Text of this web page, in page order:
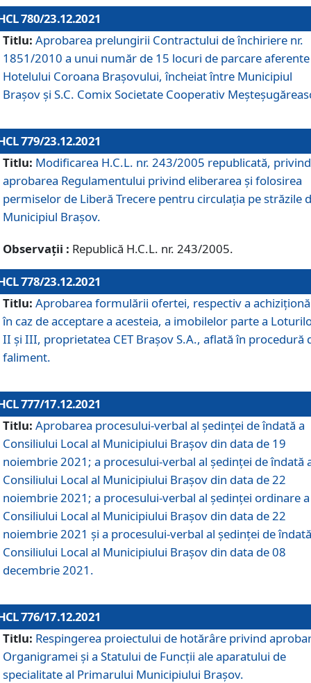
780/23.12.2021
Titlu: Aprobarea prelungirii Contractului de închiriere nr.
1851/2010 a unui număr de 15 locuri de parcare aferente
Hotelului Coroana Brașovului, încheiat între Municipiul
Braşov şi S.C. Comix Societate Cooperativ
779/23.12.2021
Titlu: Modificarea H.C.L. nr. 243/2005 republicată, privind
aprobarea Regulamentului privind eliberarea şi folosirea
permiselor de Liberă Trecere pentru circulația pe străzile
Municipiul Braşov.
Observații : Republică H.C.L. nr. 243/2005.
778/23.12.2021
Titlu: Aprobarea formulării ofertei, respectiv a
în caz de acceptare a acesteia, a imobilelor parte a
II și III, proprietatea CET Brașov S.A., aflată în procedură
faliment.
777/17.12.2021
Titlu: Aprobarea procesului-verbal al şedinţei de îndată a
Consiliului Local al Municipiului Braşov din data de 19
noiembrie 2021; a procesului-verbal al şedinţei de îndată
Consiliului Local al Municipiului Braşov din data de 22
noiembrie 2021; a procesului-verbal al şedinţei ordinare a
Consiliului Local al Municipiului Braşov din data de 22
noiembrie 2021 și a procesului-verbal al şedinţei de
Consiliului Local al Municipiului Braşov din data de 08
decembrie 2021.
776/17.12.2021
Titlu: Respingerea proiectului de hotărâre privind
Organigramei şi a Statului de Funcţii ale aparatului de
specialitate al Primarului Municipiului Braşov.